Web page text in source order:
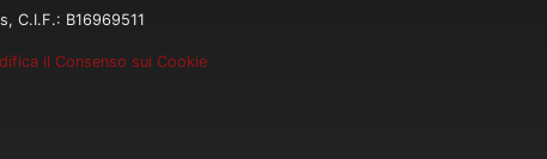
C.I.F.: B16969511
il Consenso sui Cookie